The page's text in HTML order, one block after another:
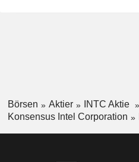
Börsen Aktier
INTC Aktie
Konsensus Intel Corporation